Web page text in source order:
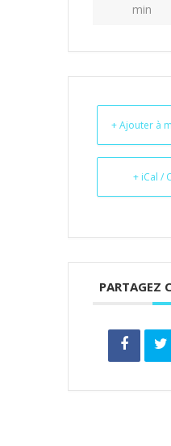
min
+ Ajouter à
+ iCal /
PARTAGEZ